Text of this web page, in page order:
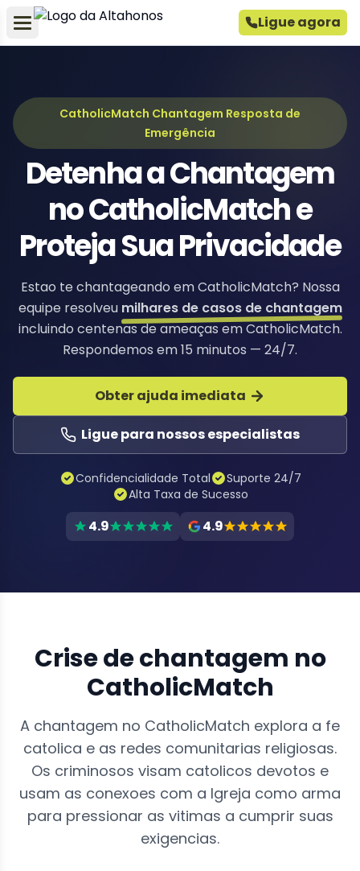
Ligue agora
CatholicMatch Chantagem Resposta de
Emergência
Detenha a Chantagem
no CatholicMatch e
Proteja Sua Privacidade
Estao te chantageando em CatholicMatch? Nossa
equipe resolveu milhares de casos de chantagem
incluindo centenas de ameaças em CatholicMatch.
Respondemos em 15 minutos — 24/7.
Obter ajuda imediata
Ligue para nossos especialistas
Confidencialidade Total
Suporte 24/7
Alta Taxa de Sucesso
4.9 4.9
Crise de chantagem no
CatholicMatch
A chantagem no CatholicMatch explora a fe
catolica e as redes comunitarias religiosas.
Os criminosos visam catolicos devotos e
usam as conexoes com a Igreja como arma
para pressionar as vitimas a cumprir suas
exigencias.